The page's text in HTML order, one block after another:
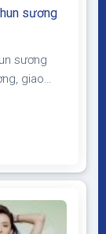
sương
sương
giao